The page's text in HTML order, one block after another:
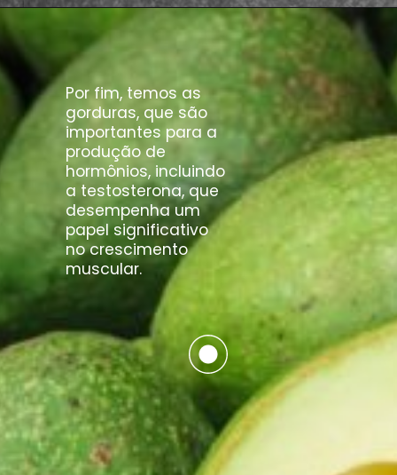
Por fim, temos as
gorduras, que são
importantes para a
produção de
hormônios, incluindo
a testosterona, que
desempenha um
papel significativo
no crescimento
muscular.